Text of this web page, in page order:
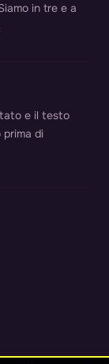
in tre e a
e il testo
di